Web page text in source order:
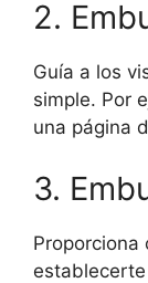
2.
Guía a los
simple. Por
una página
3.
Proporciona